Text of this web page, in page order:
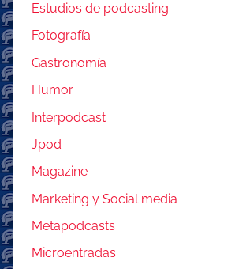
Estudios de podcasting
Fotografía
Gastronomía
Humor
Interpodcast
Jpod
Magazine
Marketing y Social media
Metapodcasts
Microentradas